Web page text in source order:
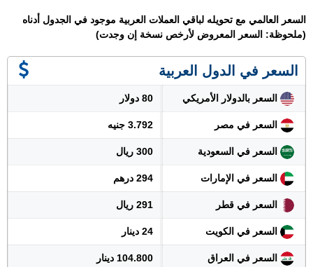
السعر العالمي مع تحويله لباقي العملات العربية موجود في الجدول أدناه
(ملحوظة: السعر المعروض لأرخص نسخة إن وجدت)
السعر في الدول العربية
السعر بالدولار الأمريكي 80 دولار
السعر في مصر 3.792 جنيه
السعر في السعودية 300 ريال
السعر في الإمارات 294 درهم
السعر في قطر 291 ريال
السعر في الكويت 24 دينار
السعر في العراق 104.800 دينار